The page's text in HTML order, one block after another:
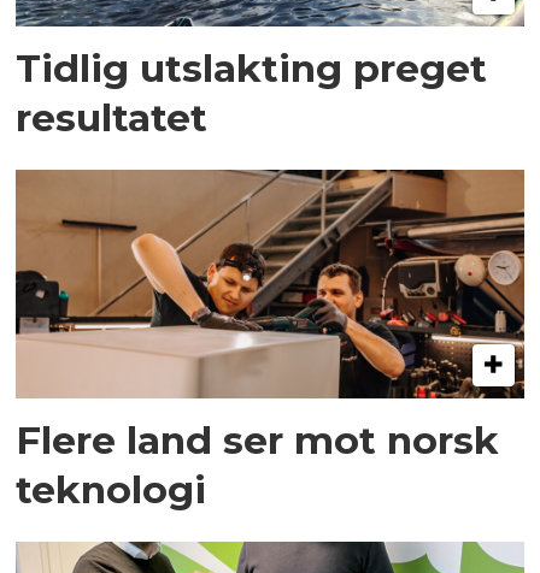
Tidlig utslakting preget
resultatet
Flere land ser mot norsk
teknologi